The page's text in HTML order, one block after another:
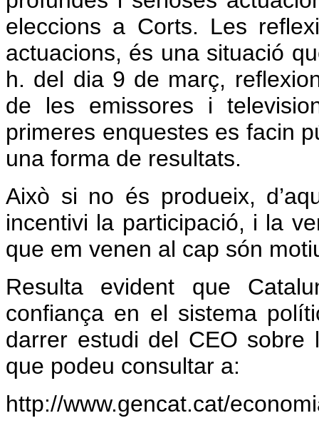
eleccions a Corts. Les
actuacions, és una situació
h. del dia 9 de març,
de les emissores i
primeres enquestes es facin
una forma de resultats.
Això si no és produeix,
incentivi la participació, i la
que em venen al cap són
Resulta evident que
confiança en el sistema
darrer estudi del CEO sobre
que podeu consultar a:
http://www.gencat.cat/